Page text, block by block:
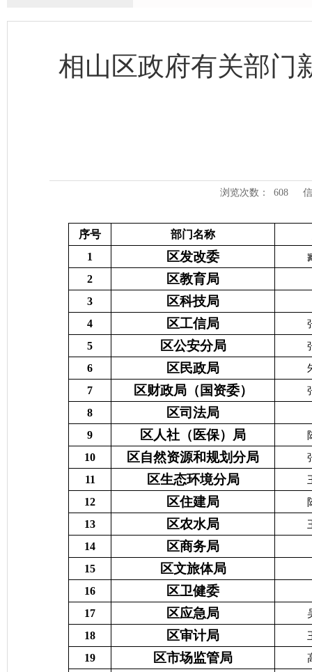
相山区政府有关部门
浏览次数： 608
序号 部门名称
1
区发改委
2 区教育局
3 区科技局
4 区工信局
5 区公安分局
6 区民政局
7 区财政局（国资委）
8 区司法局
9 区人社（医保）局
10 区自然资源和规划分局
11 区生态环境分局
12 区住建局
13 区农水局
14 区商务局
15 区文旅体局
16 区卫健委
17 区应急局
18 区审计局
19 区市场监管局